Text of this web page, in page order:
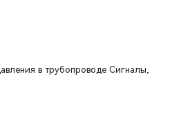
в трубопроводе Сигналы,